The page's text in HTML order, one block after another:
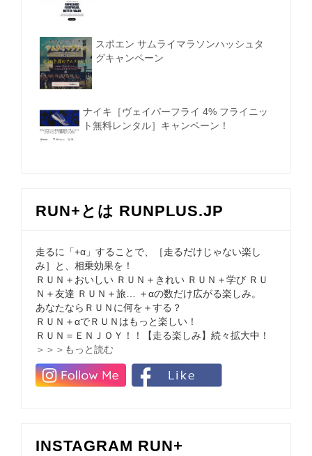
スポエン サムライマラソンハッシュタ
グキャンペーン
ナイキ［ヴェイパーフライ 4% フライニッ
ト無料レンタル］キャンペーン！
RUN+とは RUNPLUS.JP
走るに「+α」することで、［走るだけじゃない楽し
み］と、相乗効果を！
ＲＵＮ＋おいしい ＲＵＮ＋きれい ＲＵＮ＋学び ＲＵ
Ｎ＋友達 ＲＵＮ＋旅… ＋αの数だけ広がる楽しみ。
あなたならＲＵＮに何を＋する？
ＲＵＮ＋αでＲＵＮはもっと楽しい！
ＲＵＮ＝ＥＮＪＯＹ！！【走る楽しみ】続々拡大中！
＞＞＞もっと読む
INSTAGRAM RUN+